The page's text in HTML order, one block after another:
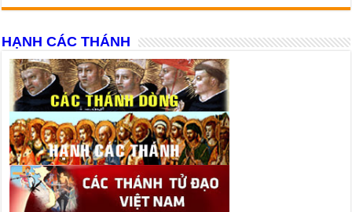
HẠNH CÁC THÁNH